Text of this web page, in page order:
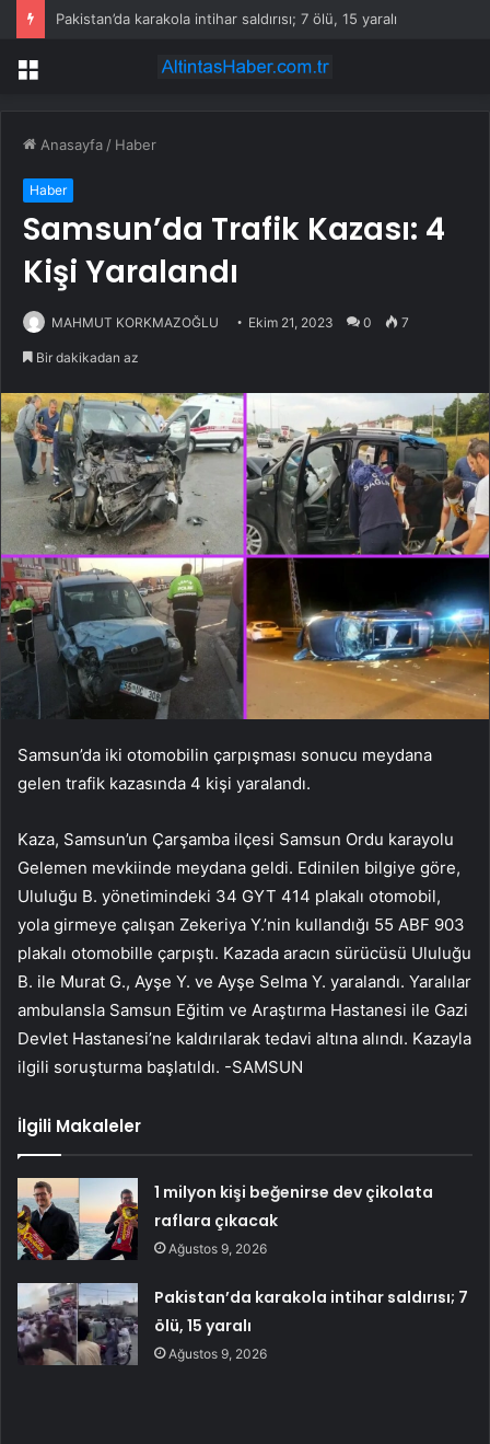
Pakistan’da karakola intihar saldırısı; 7 ölü, 15 yaralı
Menü
Anasayfa / Haber
Haber
Samsun’da Trafik Kazası: 4
Kişi Yaralandı
MAHMUT KORKMAZOĞLU Ekim 21, 2023 0 7
Bir dakikadan az
Samsun’da iki otomobilin çarpışması sonucu meydana
gelen trafik kazasında 4 kişi yaralandı.
Kaza, Samsun’un Çarşamba ilçesi Samsun Ordu karayolu
Gelemen mevkiinde meydana geldi. Edinilen bilgiye göre,
Ululuğu B. yönetimindeki 34 GYT 414 plakalı otomobil,
yola girmeye çalışan Zekeriya Y.’nin kullandığı 55 ABF 903
plakalı otomobille çarpıştı. Kazada aracın sürücüsü Ululuğu
B. ile Murat G., Ayşe Y. ve Ayşe Selma Y. yaralandı. Yaralılar
ambulansla Samsun Eğitim ve Araştırma Hastanesi ile Gazi
Devlet Hastanesi’ne kaldırılarak tedavi altına alındı. Kazayla
ilgili soruşturma başlatıldı. -SAMSUN
İlgili Makaleler
1 milyon kişi beğenirse dev çikolata
raflara çıkacak
Ağustos 9, 2026
Pakistan’da karakola intihar saldırısı; 7
ölü, 15 yaralı
Ağustos 9, 2026